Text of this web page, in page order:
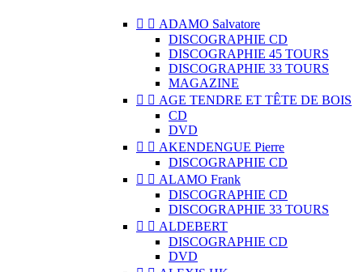
  ADAMO Salvatore
DISCOGRAPHIE CD
DISCOGRAPHIE 45 TOURS
DISCOGRAPHIE 33 TOURS
MAGAZINE
  AGE TENDRE ET TÊTE DE BOIS
CD
DVD
  AKENDENGUE Pierre
DISCOGRAPHIE CD
  ALAMO Frank
DISCOGRAPHIE CD
DISCOGRAPHIE 33 TOURS
  ALDEBERT
DISCOGRAPHIE CD
DVD